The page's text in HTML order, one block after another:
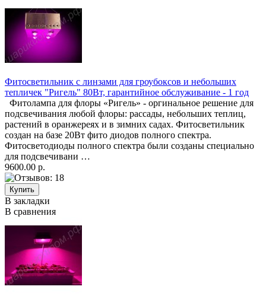
Фитосветильник с линзами для гроубоксов и небольших
тепличек "Ригель" 80Вт, гарантийное обслуживание - 1 год
Фитолампа для флоры «Ригель» - оргинальное решение для
подсвечивания любой флоры: рассады, небольших теплиц,
растений в оранжереях и в зимних садах. Фитосветильник
создан на базе 20Вт фито диодов полного спектра.
Фитосветодиоды полного спектра были созданы специально
для подсвечивани …
9600.00 р.
В закладки
В сравнения